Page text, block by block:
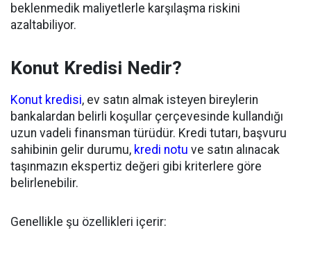
beklenmedik maliyetlerle karşılaşma riskini
azaltabiliyor.
Konut Kredisi Nedir?
Konut kredisi, ev satın almak isteyen bireylerin
bankalardan belirli koşullar çerçevesinde kullandığı
uzun vadeli finansman türüdür. Kredi tutarı, başvuru
sahibinin gelir durumu, kredi notu ve satın alınacak
taşınmazın ekspertiz değeri gibi kriterlere göre
belirlenebilir.
Genellikle şu özellikleri içerir: